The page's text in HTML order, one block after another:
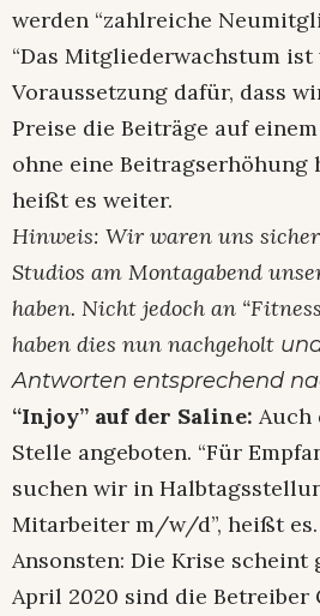
werden “zahlreiche
“Das Mitgliederwachstum
Voraussetzung dafür, dass
Preise die Beiträge auf
ohne eine Beitragserhöhung
heißt es weiter.
Hinweis: Wir waren uns
Studios am Montagabend
haben. Nicht jedoch an
haben dies nun nachgeholt
Antworten entsprechend
“Injoy” auf der Saline: Auch
Stelle angeboten. “Für
suchen wir in
Mitarbeiter m/w/d”, heißt es.
Ansonsten: Die Krise scheint
April 2020 sind die Betreiber